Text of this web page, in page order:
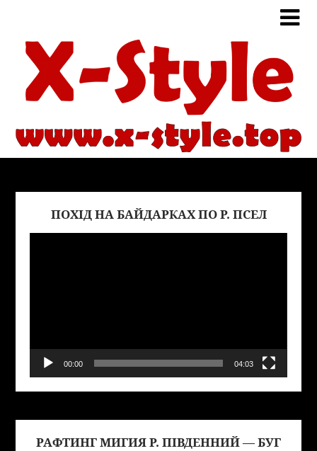
ПОХІД НА БАЙДАРКАХ ПО Р. ПСЕЛ
00:00 04:03
РАФТИНГ МИГИЯ Р. ПІВДЕННИЙ — БУГ